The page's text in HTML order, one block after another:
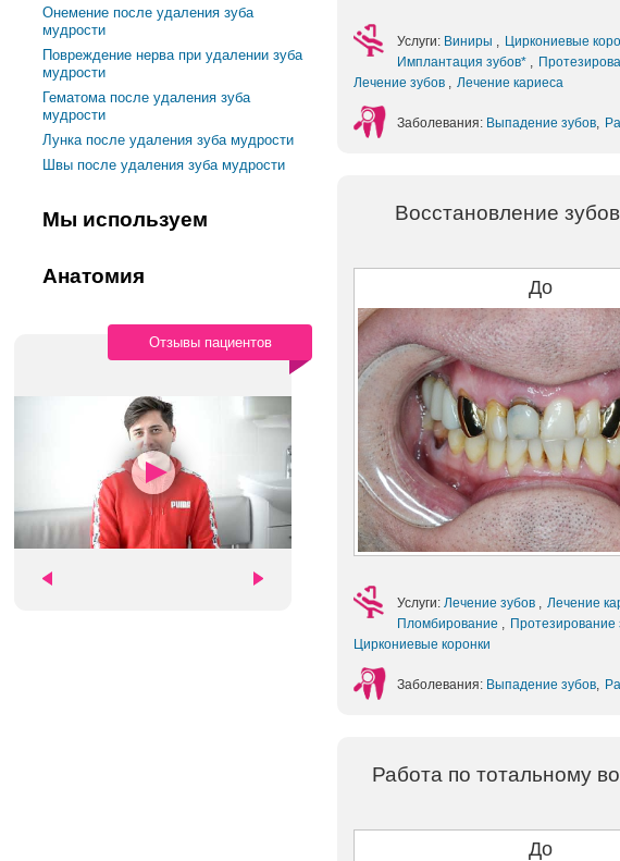
Онемение после удаления зуба
мудрости
Повреждение нерва при удалении зуба
мудрости
Гематома после удаления зуба
мудрости
Лунка после удаления зуба мудрости
Швы после удаления зуба мудрости
Мы используем
Анатомия
Отзывы пациентов
Услуги: Виниры Циркониевые
Имплантация зубов*
Лечение зубов
Лечение кариеса
Заболевания: Выпадение зубов
Восстановление
До
Услуги: Лечение зубов , Лечение
Пломбирование , Протезирование
Циркониевые коронки
Заболевания: Выпадение зубов,
Работа по тотальному
До